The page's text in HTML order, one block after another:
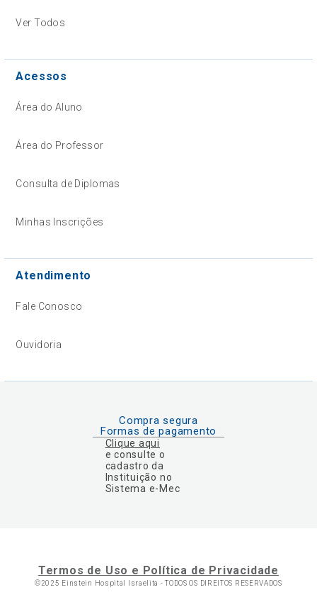
Ver Todos
Acessos
Área do Aluno
Área do Professor
Consulta de Diplomas
Minhas Inscrições
Atendimento
Fale Conosco
Ouvidoria
Compra segura
Formas de pagamento
Clique aqui
e consulte o
cadastro da
Instituição no
Sistema e-Mec
Termos de Uso e Política de Privacidade
©2025 Einstein Hospital Israelita -TODOS OS DIREITOS RESERVADOS